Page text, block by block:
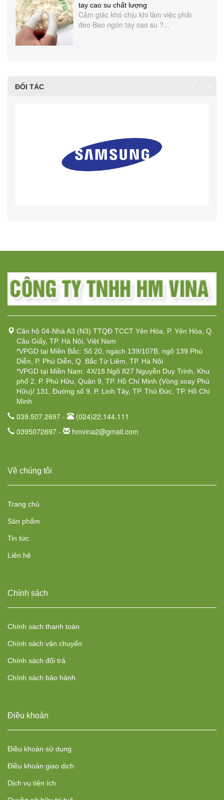
tay cao su chất lượng
Cảm giác khó chịu khi làm việc phải
đeo Bao ngón tay cao su ?...
ĐỐI TÁC
Căn hộ 04-Nhà A3 (N3) TTQĐ TCCT Yên Hòa, P. Yên Hòa, Q.
Cầu Giấy, TP. Hà Nội, Việt Nam
*VPGD tại Miền Bắc: Số 20, ngách 139/107B, ngõ 139 Phú
Diễn, P. Phú Diễn, Q. Bắc Từ Liêm, TP. Hà Nội
*VPGD tại Miền Nam: 4X/18 Ngõ 827 Nguyễn Duy Trinh, Khu
phố 2, P. Phú Hữu, Quận 9, TP. Hồ Chí Minh (Vòng xoay Phú
Hữu)/ 131, Đường số 9, P. Linh Tây, TP. Thủ Đức, TP. Hồ Chí
Minh
039.507.2697 -
(024)22.144.111
0395072697 -
hmvina2@gmail.com
Về chúng tôi
Trang chủ
Sản phẩm
Tin tức
Liên hệ
Chính sách
Chính sách thanh toán
Chính sách vận chuyển
Chính sách đổi trả
Chính sách bảo hành
Điều khoản
Điều khoản sử dụng
Điều khoản giao dịch
Dịch vụ tiện ích